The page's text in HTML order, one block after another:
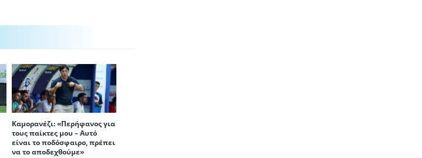
Καμορανέζι: «Περήφανος για
τους παίκτες μου – Αυτό
είναι το ποδόσφαιρο, πρέπει
να το αποδεχθούμε»